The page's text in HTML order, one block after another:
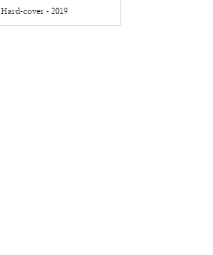
Hard-cover - 2019